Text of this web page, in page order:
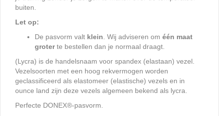
buiten.
Let op:
De pasvorm valt klein . Wij adviseren om één maat
groterte bestellen dan je normaal draagt.
(Lycra) is de handelsnaam voor spandex (elastaan) vezel.
Vezelsoorten met een hoog rekvermogen worden
geclassificeerd als elastomeer (elastische) vezels en in
ounce land zijn deze vezels algemeen bekend als lycra.
Perfecte DONEX®-pasvorm.